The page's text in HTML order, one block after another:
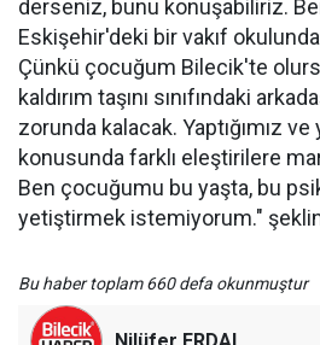
derseniz, bunu konuşabiliriz.
Eskişehir'deki bir vakıf
Çünkü çocuğum Bilecik'te
kaldırım taşını sınıfındaki
zorunda kalacak. Yaptığımız ve
konusunda farklı eleştirilere
Ben çocuğumu bu yaşta, bu
yetiştirmek istemiyorum."
Bu haber toplam 660 defa okunmuştur
Nilüfer ERDAL